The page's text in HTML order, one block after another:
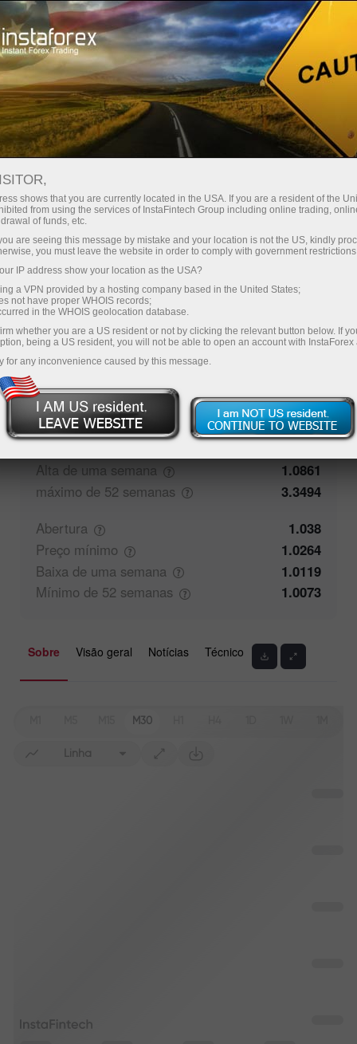
Para Traders
Condições de negociação
Ripple
1.0356 (%) 10 Aug 2026 06:24
COMPRAR
1.0356
1.0344
Comentário dos Traders
Fechamento
1.0381
Alta de uma semana
1.0861
máximo de 52 semanas
3.3494
Abertura
1.038
Preço mínimo
1.0264
Baixa de uma semana
1.0119
Mínimo de 52 semanas 1.0073
Sobre Visão geral Notícias Técnico
M30
Linha
shows that you are currently located in the USA. If you are a resident of the
from using the services of InstaFintech Group including online trading,
of funds, etc.
are seeing this message by mistake and your location is not the US, kindly
you must leave the website in order to comply with government
IP address show your location as the USA?
a VPN provided by a hosting company based in the United States;
not have proper WHOIS records;
in the WHOIS geolocation database.
whether you are a US resident or not by clicking the relevant button below. If
being a US resident, you will not be able to open an account with InstaForex
for any inconvenience caused by this message.